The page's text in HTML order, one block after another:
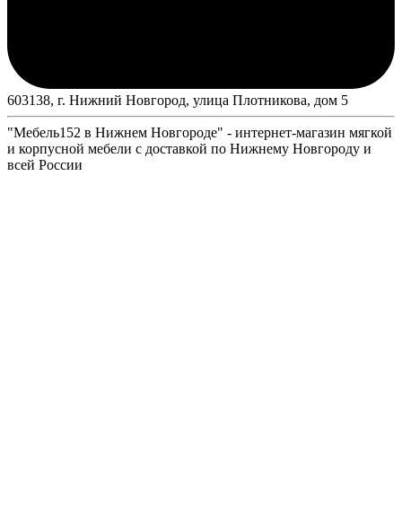
603138, г. Нижний Новгород, улица Плотникова, дом 5
"Мебель152 в Нижнем Новгороде" - интернет-магазин мягкой
и корпусной мебели с доставкой по Нижнему Новгороду и
всей России